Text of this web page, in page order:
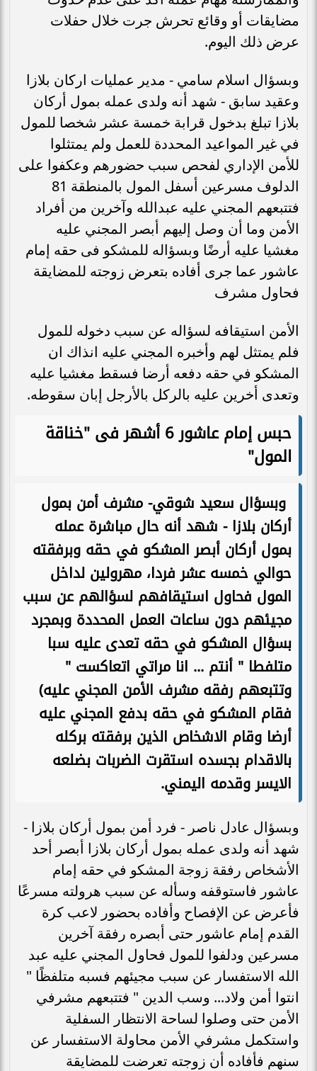
مضايقات أو وقائع تحرش جرت خلال حفلات
عرض ذلك اليوم.
وبسؤال اسلام سامي - مدير عمليات اركان بلازا
وعقيد سابق - شهد أنه ولدى عمله بمول أركان
بلازا تبلغ بدخول قرابة خمسة عشر شخصا للمول
في غير المواعيد المحددة للعمل ولم يمتثلوا
للأمن الإداري لفحص سبب حضورهم وعكفوا على
الدلوف مسرعين أسفل المول بالمنطقة 81
فتتبعهم المجني عليه عبدالله وآخرين من أفراد
الأمن وما أن وصل إليهم أبصر المجني عليه
مغشيا عليه أرضًا وبسؤاله للمشكو فى حقه إمام
عاشور عما جرى أفاده بتعرض زوجته للمضايقة
فحاول مشرف
الأمن استيقافه لسؤاله عن سبب دخوله للمول
فلم يمتثل لهم وأخبره المجني عليه انذاك ان
المشكو في حقه دفعه أرضا فسقط مغشيا عليه
وتعدى أخرين عليه بالركل بالأرجل إبان سقوطه.
حبس إمام عاشور 6 أشهر فى "خناقة
المول"
وبسؤال سعيد شوقي- مشرف أمن بمول
أركان بلازا - شهد أنه حال مباشرة عمله
بمول أركان أبصر المشكو في حقه وبرفقته
حوالي خمسه عشر فردا، مهرولين لداخل
المول فحاول استيقافهم لسؤالهم عن سبب
مجيئهم دون ساعات العمل المحددة وبمجرد
بسؤال المشكو في حقه تعدى عليه سبا
متلفطا " أنتم ... انا مراتي اتعاكست "
وتتبعهم رفقه مشرف الأمن المجني عليه)
فقام المشكو في حقه بدفع المجني عليه
أرضا وقام الاشخاص الذين برفقته بركله
بالاقدام بجسده استقرت الضربات بضلعه
الايسر وقدمه اليمني.
وبسؤال عادل ناصر - فرد أمن بمول أركان بلازا -
شهد أنه ولدى عمله بمول أركان بلازا أبصر أحد
الأشخاص رفقة زوجة المشكو في حقه إمام
عاشور فاستوقفه وسأله عن سبب هرولته مسرعًا
فأعرض عن الإفصاح وأفاده بحضور لاعب كرة
القدم إمام عاشور حتى أبصره رفقة آخرين
مسرعين ودلفوا للمول فحاول المجني عليه عبد
الله الاستفسار عن سبب مجيئهم فسبه متلفظًا "
انتوا أمن ولاد... وسب الدين " فتتبعهم مشرفي
الأمن حتى وصلوا لساحة الانتظار السفلية
واستكمل مشرفي الأمن محاولة الاستفسار عن
سنهم فأفاده أن زوجته تعرضت للمضايقة